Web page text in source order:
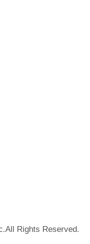
Rights Reserved.